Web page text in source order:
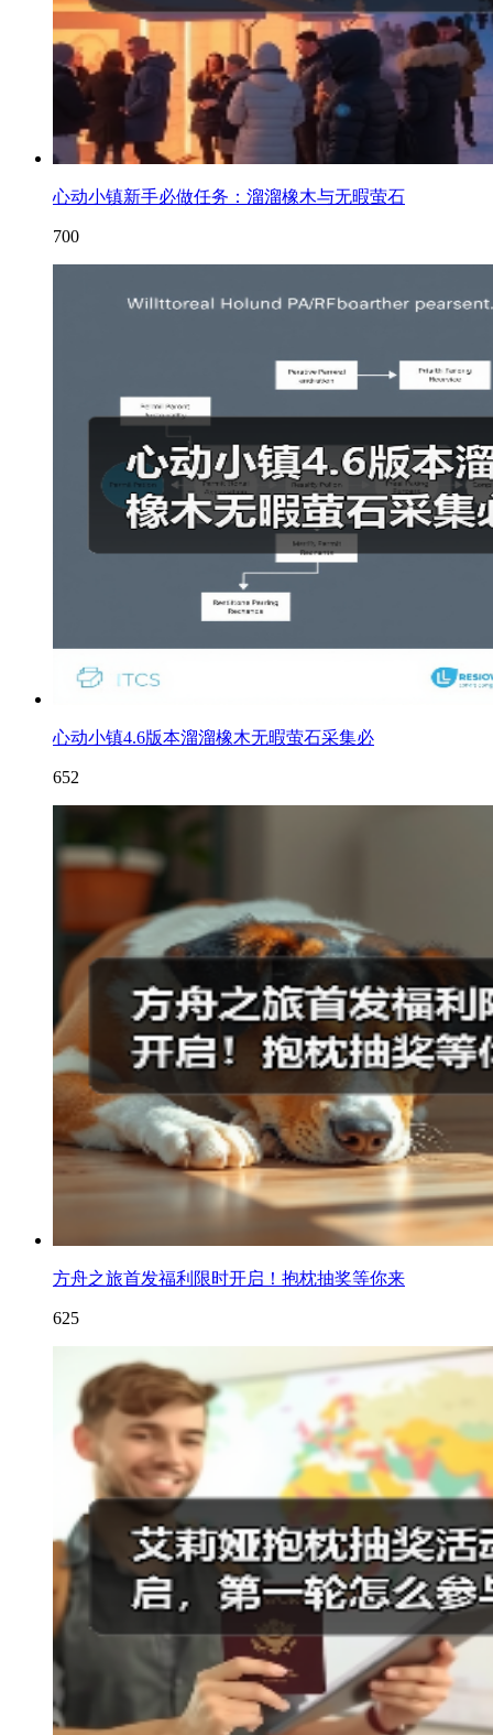
心动小镇新手必做任务：溜溜橡木与无暇萤石
700
心动小镇4.6版本溜溜橡木无暇萤石采集必
652
方舟之旅首发福利限时开启！抱枕抽奖等你来
625